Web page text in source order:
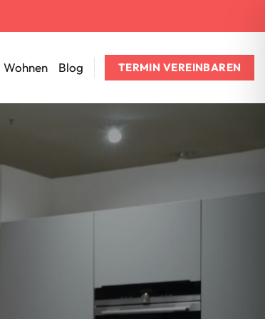
Wohnen Blog TERMIN VEREINBAREN